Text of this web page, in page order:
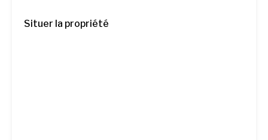
Situer la propriété